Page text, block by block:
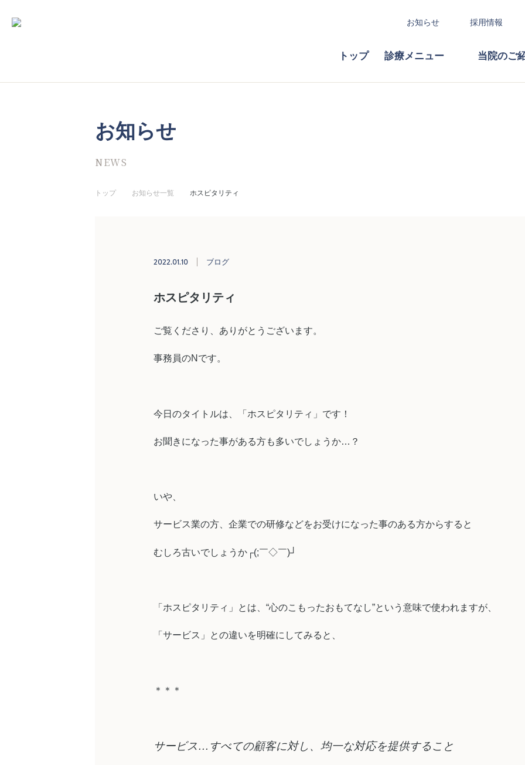
お知らせ 採用情報
トップ 診療メニュー 当院のご
お知らせ
NEWS
トップ お知らせ一覧 ホスピタリティ
2022.01.10 ブログ
ホスピタリティ
ご覧くださり、ありがとうございます。
事務員のNです。
今日のタイトルは、「ホスピタリティ」です！
お聞きになった事がある方も多いでしょうか…？
いや、
サービス業の方、企業での研修などをお受けになった事のある方からすると
むしろ古いでしょうか┌(;￣◇￣)┘
「ホスピタリティ」とは、“心のこもったおもてなし”という意味で使われますが、
「サービス」との違いを明確にしてみると、
＊＊＊
サービス…すべての顧客に対し、均一な対応を提供すること